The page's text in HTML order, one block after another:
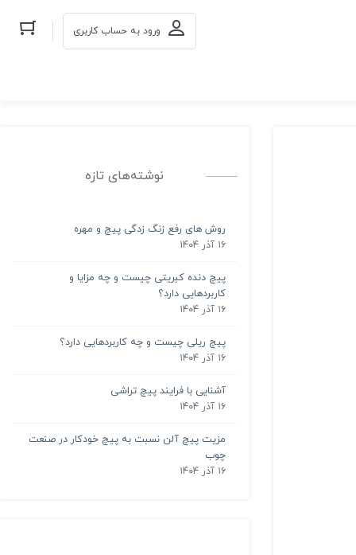
ورود به حساب کاربری
نوشته‌های تازه
روش های رفع زنگ زدگی پیچ و مهره
۱۶ آذر ۱۴۰۴
پیچ دنده کبریتی چیست و چه مزایا و
کاربردهایی دارد؟
۱۶ آذر ۱۴۰۴
پیچ ریلی چیست و چه کاربردهایی دارد؟
۱۶ آذر ۱۴۰۴
آشنایی با فرایند پیچ تراشی
۱۶ آذر ۱۴۰۴
مزیت پیچ آلن نسبت به پیچ خودکار در صنعت
چوب
۱۶ آذر ۱۴۰۴